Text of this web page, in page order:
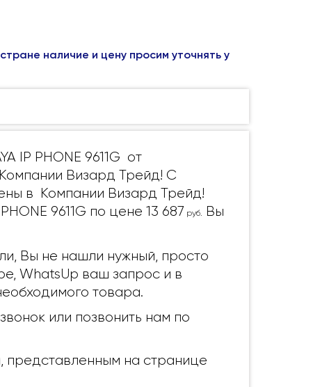
наличие и цену просим уточнять у
IP PHONE 9611G от
Визард Трейд! С
в Компании Визард Трейд!
9611G по цене 13 687 руб. Вы
Вы не нашли нужный, просто
WhatsUp ваш запрос и в
товара.
или позвонить нам по
представленным на странице